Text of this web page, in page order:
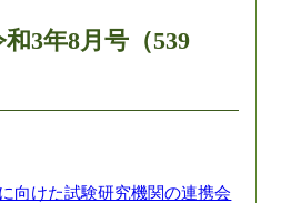
3年8月号（539
向けた試験研究機関の連携会